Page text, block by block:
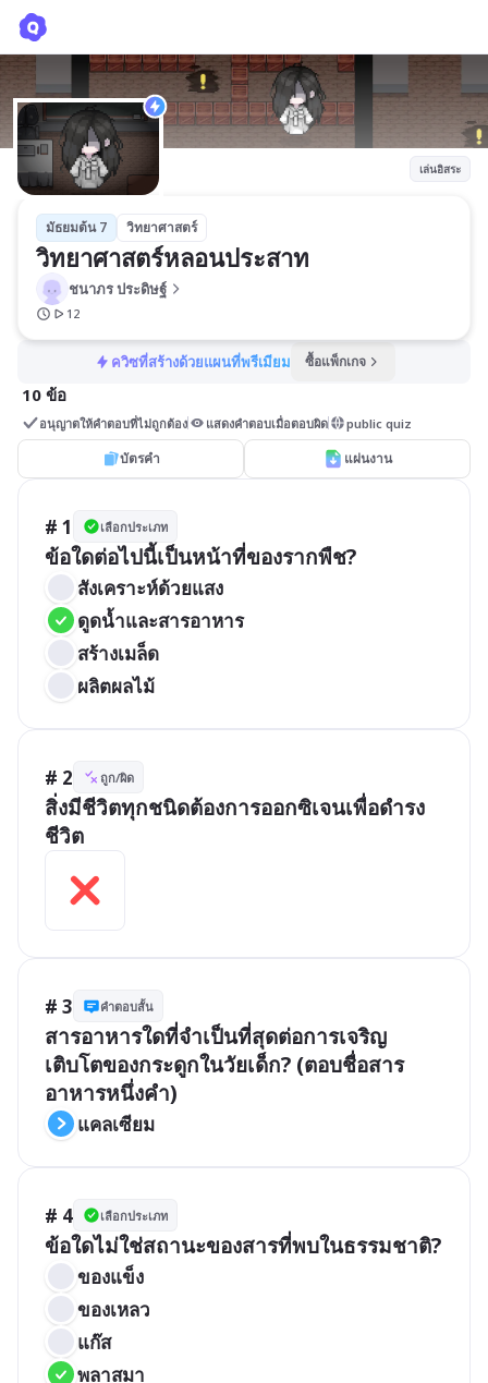
เล่นอิสระ
มัธยมต้น 7 วิทยาศาสตร์
วิทยาศาสตร์หลอนประสาท
ชนาภร ประดิษฐ์
12
ควิซที่สร้างด้วยแผนที่พรีเมียม ซื้อแพ็กเกจ
10 ข้อ
อนุญาตให้คำตอบที่ไม่ถูกต้อง แสดงคำตอบเมื่อตอบผิด public quiz
บัตรคำ แผ่นงาน
# 1 เลือกประเภท
ข้อใดต่อไปนี้เป็นหน้าที่ของรากพืช?
สังเคราะห์ด้วยแสง
ดูดน้ำและสารอาหาร
สร้างเมล็ด
ผลิตผลไม้
# 2 ถูก/ผิด
สิ่งมีชีวิตทุกชนิดต้องการออกซิเจนเพื่อดำรง
ชีวิต
# 3 คำตอบสั้น
สารอาหารใดที่จำเป็นที่สุดต่อการเจริญ
เติบโตของกระดูกในวัยเด็ก? (ตอบชื่อสาร
อาหารหนึ่งคำ)
แคลเซียม
# 4 เลือกประเภท
ข้อใดไม่ใช่สถานะของสารที่พบในธรรมชาติ?
ของแข็ง
ของเหลว
แก๊ส
พลาสมา